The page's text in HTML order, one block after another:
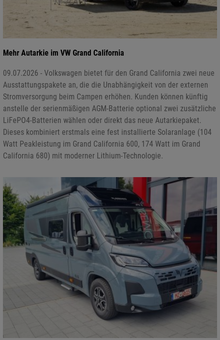
Mehr Autarkie im VW Grand California
09.07.2026 - Volkswagen bietet für den Grand California zwei neue
Ausstattungspakete an, die die Unabhängigkeit von der externen
Stromversorgung beim Campen erhöhen. Kunden können künftig
anstelle der serienmäßigen AGM-Batterie optional zwei zusätzliche
LiFePO4-Batterien wählen oder direkt das neue Autarkiepaket.
Dieses kombiniert erstmals eine fest installierte Solaranlage (104
Watt Peakleistung im Grand California 600, 174 Watt im Grand
California 680) mit moderner Lithium-Technologie.